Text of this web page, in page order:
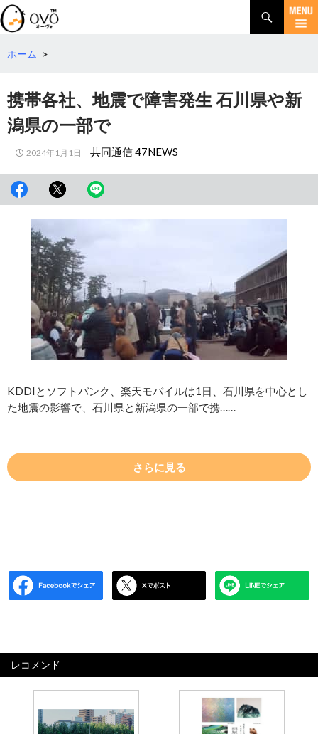
検
索
コ
テ
へ
動
ホーム >
携帯各社、地震で障害発生 石川県や新
潟県の一部で
2024年1月1日 共同通信 47NEWS
KDDIとソフトバンク、楽天モバイルは1日、石川県を中心とし
た地震の影響で、石川県と新潟県の一部で携……
さらに見る
レコメンド